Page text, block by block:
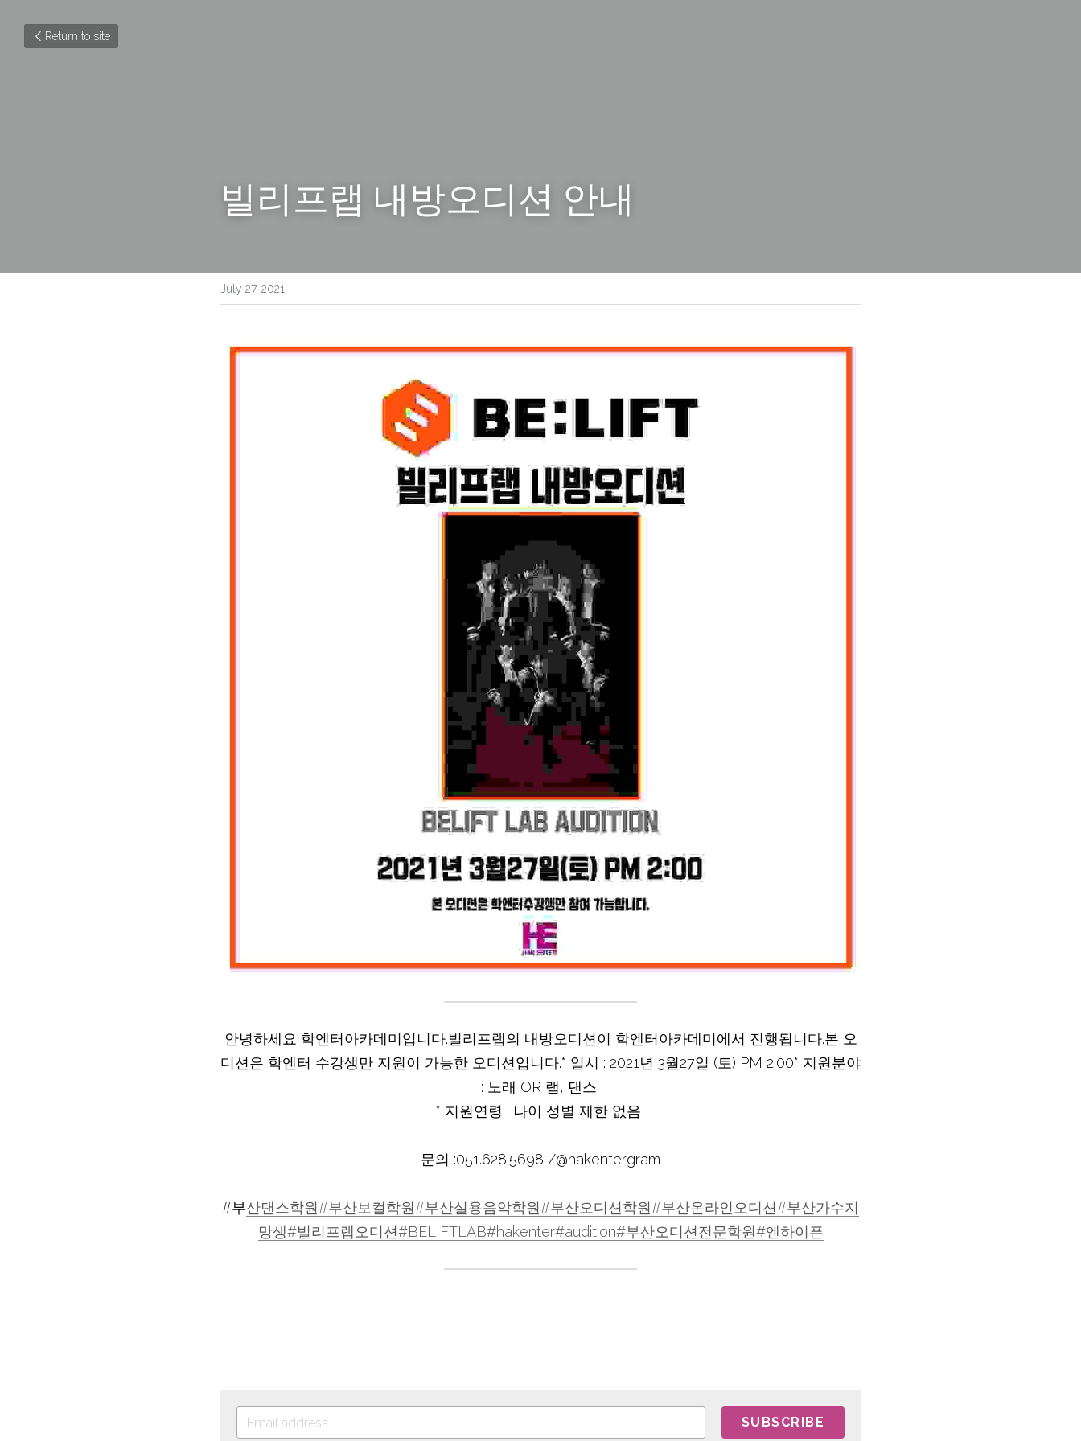
Return to site
빌리프랩 내방오디션 안내
July 27, 2021
안녕하세요 학엔터아카데미입니다.빌리프랩의 내방오디션이 학엔터아카데미에서 진행됩니다.본 오
디션은 학엔터 수강생만 지원이 가능한 오디션입니다.* 일시 : 2021년 3월27일 (토) PM 2:00* 지원분야
: 노래 OR 랩, 댄스
* 지원연령 : 나이 성별 제한 없음
문의 :051.628.5698 /@hakentergram
#부산댄스학원#부산보컬학원#부산실용음악학원#부산오디션학원#부산온라인오디션#부산가수지
망생#빌리프랩오디션#BELIFTLAB#hakenter#audition#부산오디션전문학원#엔하이픈
SUBSCRIBE